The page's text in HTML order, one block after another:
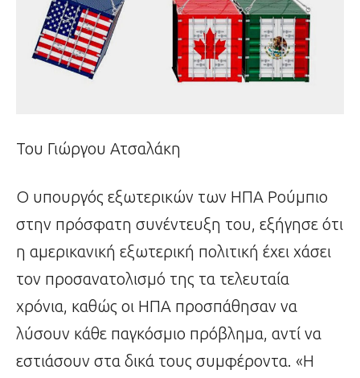
Του Γιώργου Ατσαλάκη
Ο υπουργός εξωτερικών των ΗΠΑ Ρούμπιο
στην πρόσφατη συνέντευξη του, εξήγησε ότι
η αμερικανική εξωτερική πολιτική έχει χάσει
τον προσανατολισμό της τα τελευταία
χρόνια, καθώς οι ΗΠΑ προσπάθησαν να
λύσουν κάθε παγκόσμιο πρόβλημα, αντί να
εστιάσουν στα δικά τους συμφέροντα. «Η